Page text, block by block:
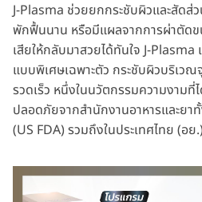
J-Plasma ช่วยยกกระชับผิวและสัดส่
พักฟื้นนาน หรือมีแผลจากการผ่าตัด
เสียให้กลับมาสวยได้ทันใจ J-Plasma
แบบพิเศษเฉพาะตัว กระชับผิวบริเว
รวดเร็ว หนึ่งในนวัตกรรมความงามที่
ปลอดภัยจากสำนักงานอาหารและยา
(US FDA) รวมถึงในประเทศไทย (อย